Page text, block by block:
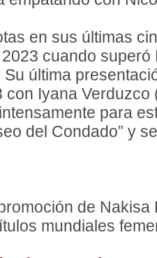
en sus últimas
cuando
última
con Iyana
para
del Condado” y
de Nakisa
mundiales